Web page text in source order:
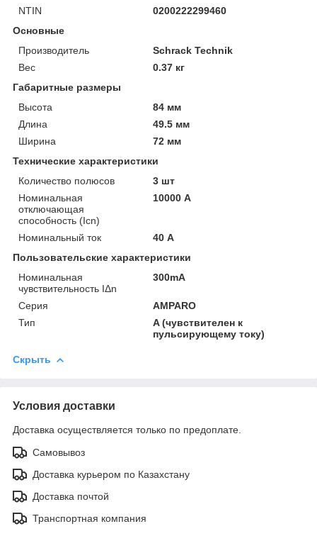
NTIN
0200222299460
Основные
Производитель
Schrack Technik
Вес
0.37 кг
Габаритные размеры
Высота
84 мм
Длина
49.5 мм
Ширина
72 мм
Технические характеристики
Количество полюсов
3 шт
Номинальная
отключающая
способность (Icn)
10000 А
Номинальный ток
40 А
Пользовательские характеристики
Номинальная
чувствительность IΔn
300mA
Серия
AMPARO
Тип
A (чувствителен к
пульсирующему току)
Скрыть
Условия доставки
Доставка осуществляется только по предоплате.
Самовывоз
Доставка курьером по Казахстану
Доставка почтой
Транспортная компания